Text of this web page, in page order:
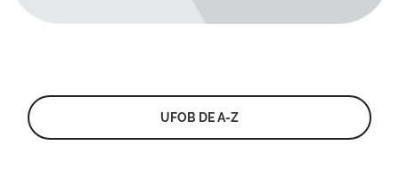
UFOB DE A-Z